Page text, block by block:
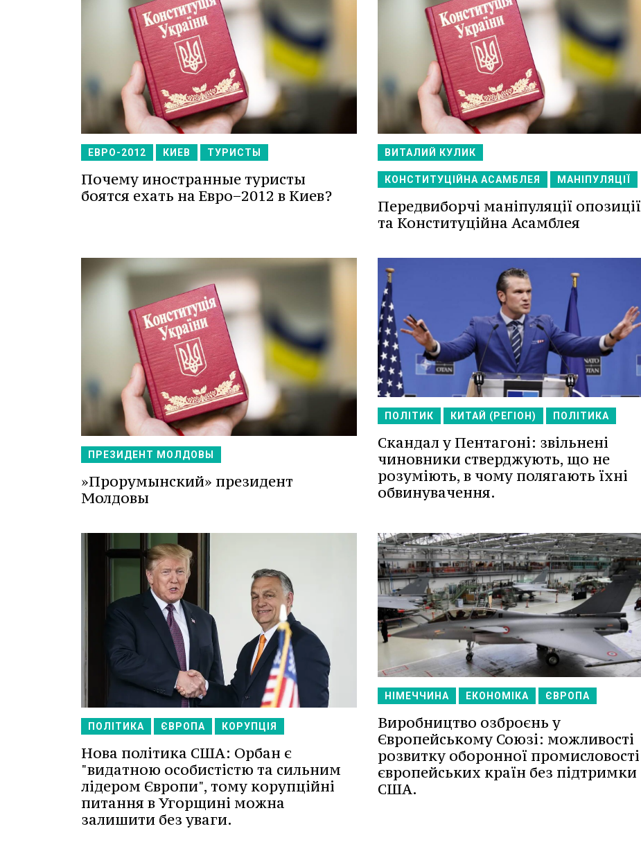
ЕВРО-2012 КИЕВ ТУРИСТЫ
Почему иностранные туристы
боятся ехать на Евро−2012 в Киев?
ВИТАЛИЙ КУЛИК
КОНСТИТУЦІЙНА АСАМБЛЕЯ МАНІПУЛЯЦІЇ
Передвиборчі маніпуляції опозиції
та Конституційна Асамблея
ПРЕЗИДЕНТ МОЛДОВЫ
»Прорумынский» президент
Молдовы
ПОЛІТИК КИТАЙ (РЕГІОН) ПОЛІТИКА
Скандал у Пентагоні: звільнені
чиновники стверджують, що не
розуміють, в чому полягають їхні
обвинувачення.
ПОЛІТИКА ЄВРОПА КОРУПЦІЯ
Нова політика США: Орбан є
"видатною особистістю та сильним
лідером Європи", тому корупційні
питання в Угорщині можна
залишити без уваги.
НІМЕЧЧИНА ЕКОНОМІКА ЄВРОПА
Виробництво озброєнь у
Європейському Союзі: можливості
розвитку оборонної промисловості
європейських країн без підтримки
США.